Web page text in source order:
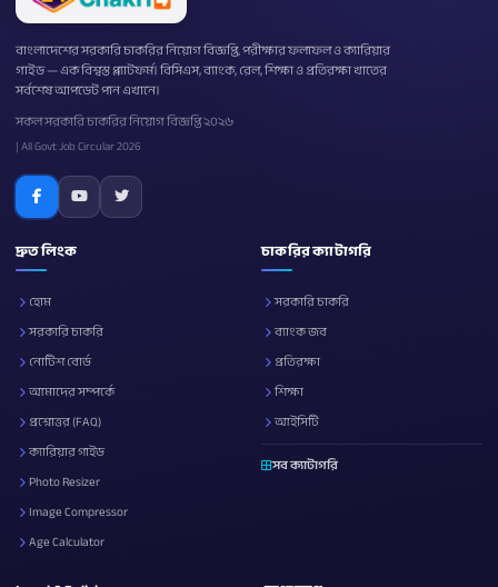
বাংলাদেশের সরকারি চাকরির নিয়োগ বিজ্ঞপ্তি, পরীক্ষার ফলাফল ও ক্যারিয়ার
গাইড — এক বিশ্বস্ত প্ল্যাটফর্ম। বিসিএস, ব্যাংক, রেল, শিক্ষা ও প্রতিরক্ষা খাতের
সর্বশেষ আপডেট পান এখানে।
সকল সরকারি চাকরির নিয়োগ বিজ্ঞপ্তি ২০২৬
| All Govt Job Circular 2026
দ্রুত লিংক
হোম
সরকারি চাকরি
নোটিশ বোর্ড
আমাদের সম্পর্কে
প্রশ্নোত্তর (FAQ)
ক্যারিয়ার গাইড
Photo Resizer
Image Compressor
Age Calculator
চাকরির ক্যাটাগরি
সরকারি চাকরি
ব্যাংক জব
প্রতিরক্ষা
শিক্ষা
আইসিটি
সব ক্যাটাগরি